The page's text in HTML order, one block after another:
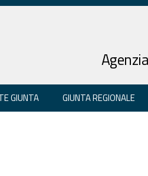
GIUNTA GIUNTA REGIONALE